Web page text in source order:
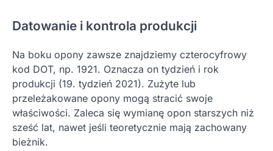
Datowanie i kontrola produkcji
Na boku opony zawsze znajdziemy czterocyfrowy
kod DOT, np. 1921. Oznacza on tydzień i rok
produkcji (19. tydzień 2021). Zużyte lub
przeleżakowane opony mogą stracić swoje
właściwości. Zaleca się wymianę opon starszych niż
sześć lat, nawet jeśli teoretycznie mają zachowany
bieżnik.